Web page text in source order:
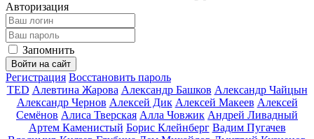
Авторизация
Запомнить
Войти на сайт
Регистрация Восстановить пароль
TED Алевтина Жарова Александр Башков Александр Чайцын
Александр Чернов Алексей Дик Алексей Макеев Алексей
Семёнов Алиса Тверская Алла Човжик Андрей Ливадный
Артем Каменистый Борис Клейнберг Вадим Пугачев